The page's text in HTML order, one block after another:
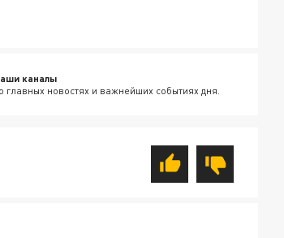
каналы
главных новостях и важнейших событиях дня.